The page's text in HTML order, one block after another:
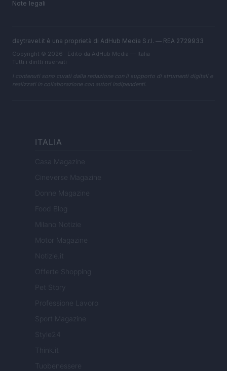
Note legali
daytravel.it è una proprietà di AdHub Media S.r.l. — REA 2729933
Copyright © 2026 · Edito da AdHub Media — Italia
Tutti i diritti riservati
I contenuti sono curati dalla redazione con il supporto di strumenti digitali e
realizzati in collaborazione con autori indipendenti.
ITALIA
Casa Magazine
Cineverse Magazine
Donne Magazine
Food Blog
Milano Notizie
Motor Magazine
Notizie.it
Offerte Shopping
Pet Story
Professione Lavoro
Sport Magazine
Style24
Think.it
Tuobenessere